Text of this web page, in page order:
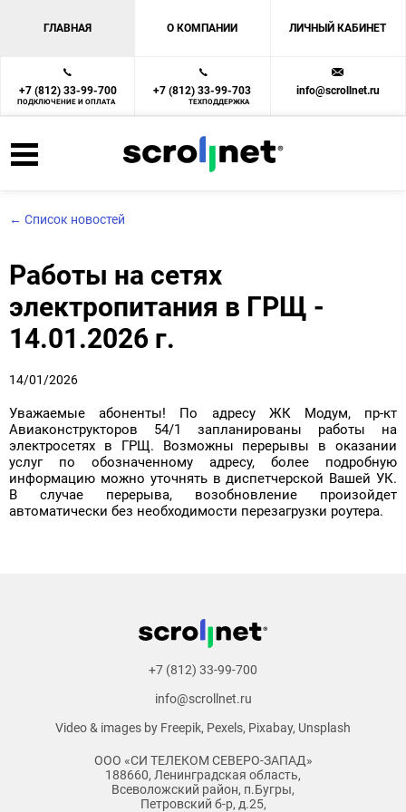
ГЛАВНАЯ О КОМПАНИИ ЛИЧНЫЙ КАБИНЕТ
+7 (812) 33-99-700
ПОДКЛЮЧЕНИЕ И ОПЛАТА
+7 (812) 33-99-703
ТЕХПОДДЕРЖКА
info@scrollnet.ru
← Список новостей
Работы на сетях
электропитания в ГРЩ -
14.01.2026 г.
14/01/2026
Уважаемые абоненты! По адресу ЖК Модум, пр-кт
Авиаконструкторов 54/1 запланированы работы на
электросетях в ГРЩ. Возможны перерывы в оказании
услуг по обозначенному адресу, более подробную
информацию можно уточнять в диспетчерской Вашей УК.
В случае перерыва, возобновление произойдет
автоматически без необходимости перезагрузки роутера.
+7 (812) 33-99-700
info@scrollnet.ru
Video & images by Freepik, Pexels, Pixabay, Unsplash
ООО «СИ ТЕЛЕКОМ СЕВЕРО-ЗАПАД»
188660, Ленинградская область,
Всеволожский район, п.Бугры,
Петровский б-р, д.25,